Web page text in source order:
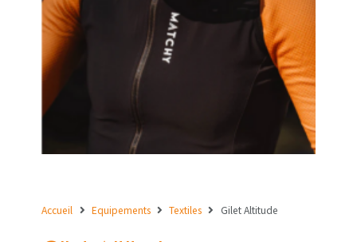
Accueil Equipements Textiles Gilet Altitude